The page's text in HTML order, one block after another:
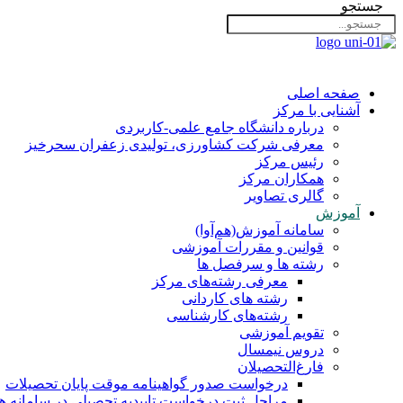
جستجو
صفحه اصلی
آشنایی با مرکز
درباره دانشگاه جامع علمی-کاربردی
معرفی شرکت کشاورزی، تولیدی زعفران سحرخیز
رئیس مرکز
همکاران مرکز
گالری تصاویر
آموزش
سامانه آموزش(هم‌آوا)
قوانین و مقررات آموزشی
رشته ها و سرفصل ها
معرفی رشته‌های مرکز
رشته های کاردانی
رشته‌های کارشناسی
تقویم آموزشی
دروس نیمسال
فارغ‌التحصیلان
درخواست صدور گواهینامه موقت پایان تحصیلات